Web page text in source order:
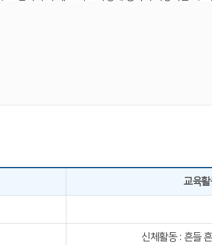
교육활
신체활동 : 흔들